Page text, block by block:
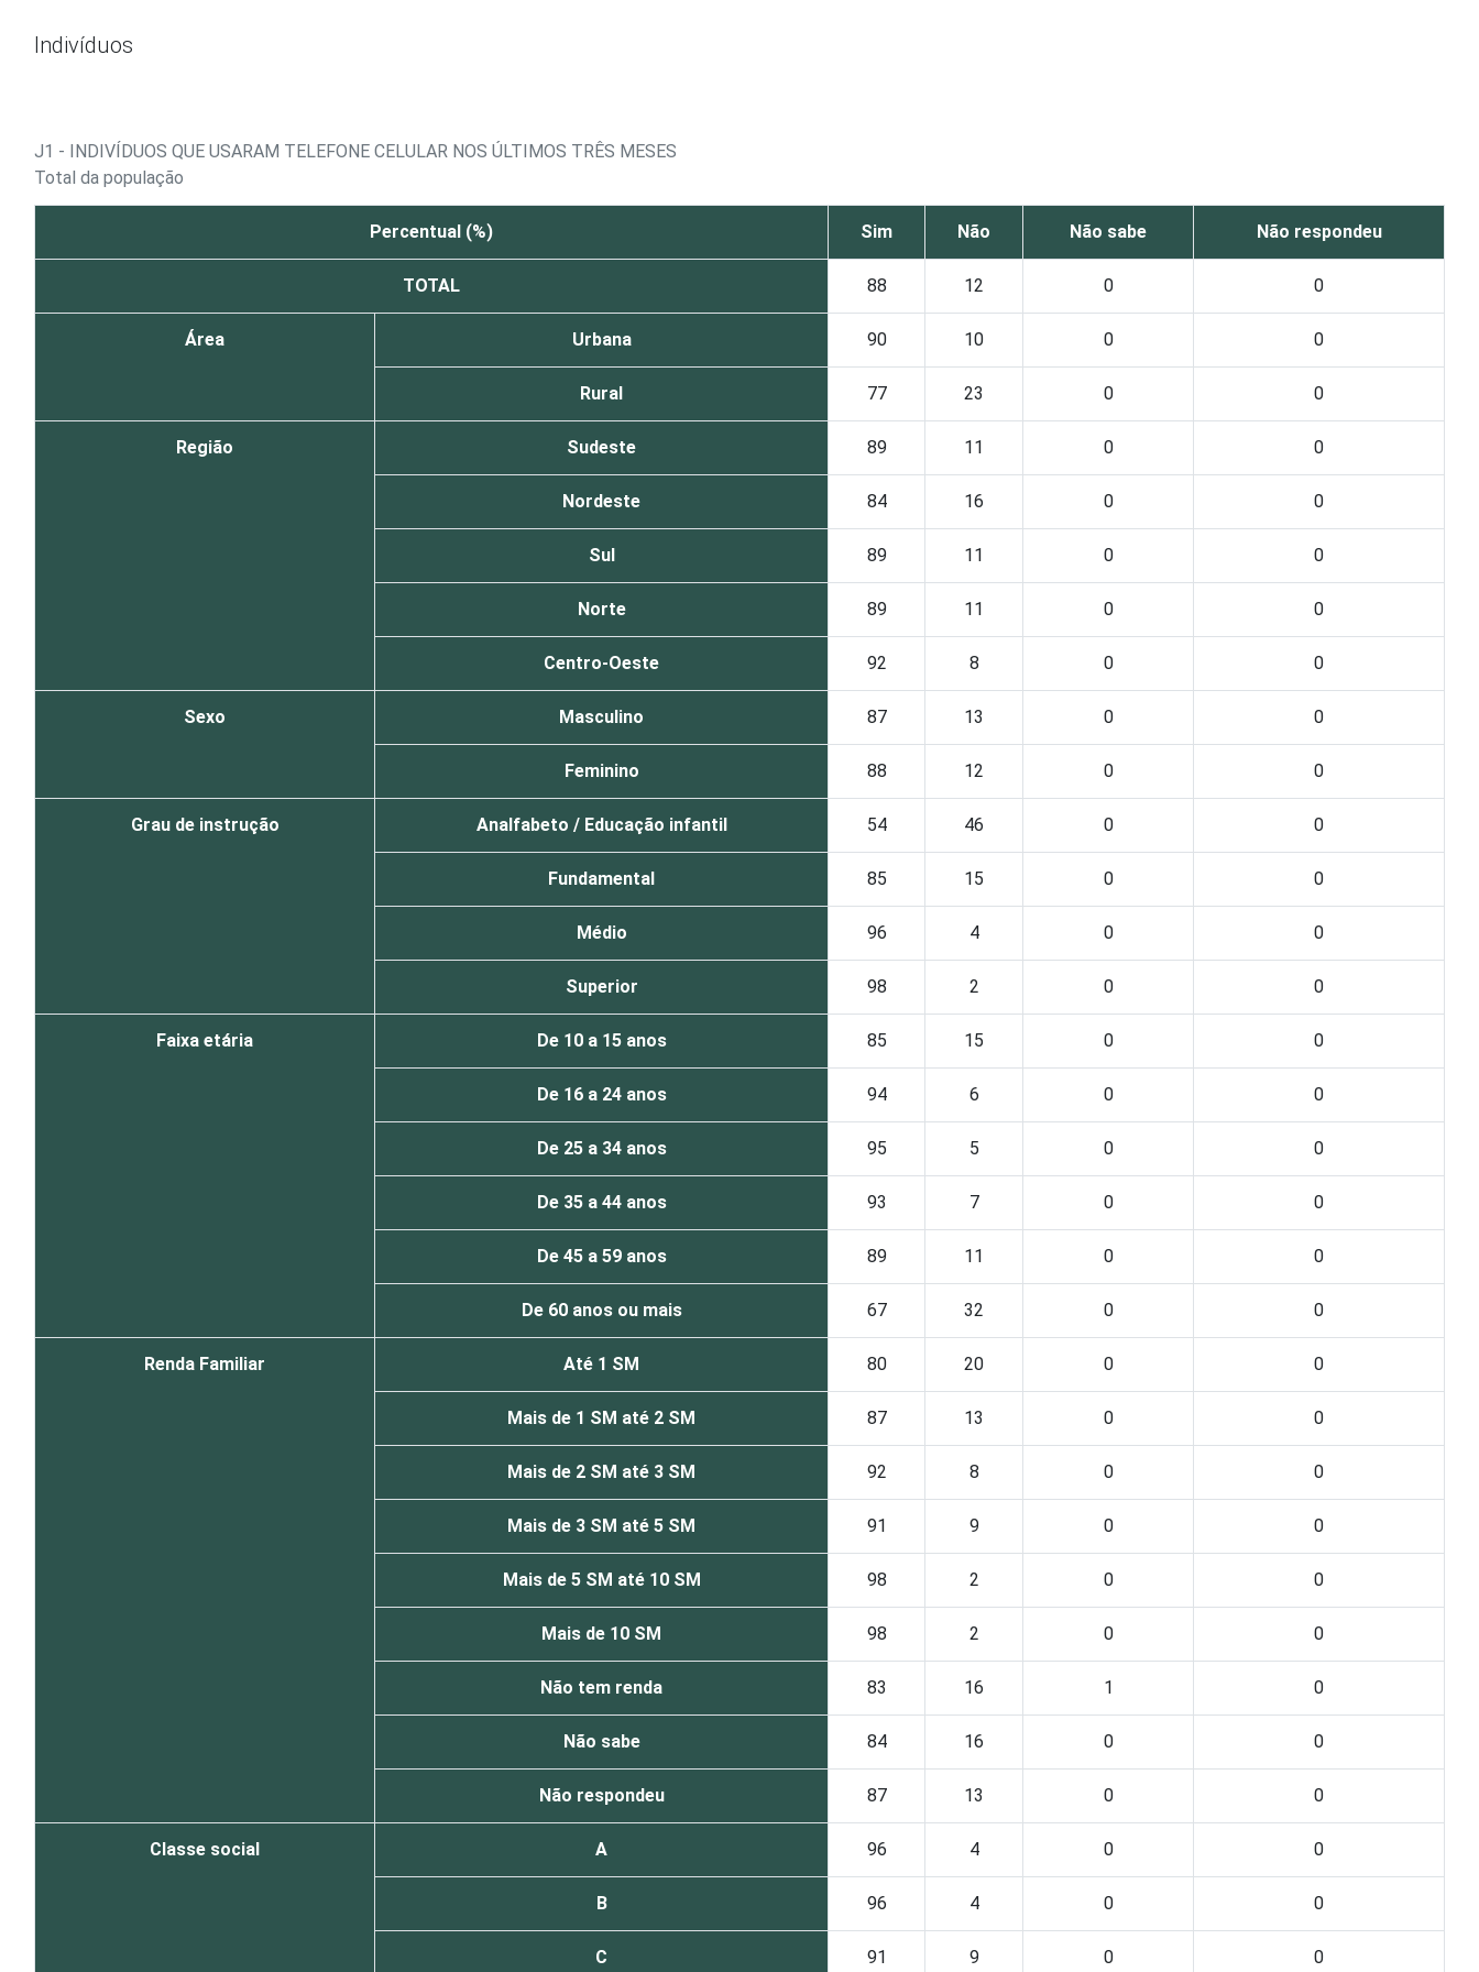
Indivíduos
J1 - INDIVÍDUOS QUE USARAM TELEFONE CELULAR NOS ÚLTIMOS TRÊS MESES
Total da população
Percentual (%) Sim Não Não sabe Não respondeu
TOTAL 88 12 0 0
Área Urbana 90 10 0 0
Rural 77 23 0 0
Região Sudeste 89 11 0 0
Nordeste 84 16 0 0
Sul 89 11 0 0
Norte 89 11 0 0
Centro-Oeste 92 8 0 0
Sexo Masculino 87 13 0 0
Feminino 88 12 0 0
Grau de instrução Analfabeto / Educação infantil 54 46 0 0
Fundamental 85 15 0 0
Médio 96 4 0 0
Superior 98 2 0 0
Faixa etária De 10 a 15 anos 85 15 0 0
De 16 a 24 anos 94 6 0 0
De 25 a 34 anos 95 5 0 0
De 35 a 44 anos 93 7 0 0
De 45 a 59 anos 89 11 0 0
De 60 anos ou mais 67 32 0 0
Renda Familiar Até 1 SM 80 20 0 0
Mais de 1 SM até 2 SM 87 13 0 0
Mais de 2 SM até 3 SM 92 8 0 0
Mais de 3 SM até 5 SM 91 9 0 0
Mais de 5 SM até 10 SM 98 2 0 0
Mais de 10 SM 98 2 0 0
Não tem renda 83 16 1 0
Não sabe 84 16 0 0
Não respondeu 87 13 0 0
Classe social A 96 4 0 0
B 96 4 0 0
C 91 9 0 0